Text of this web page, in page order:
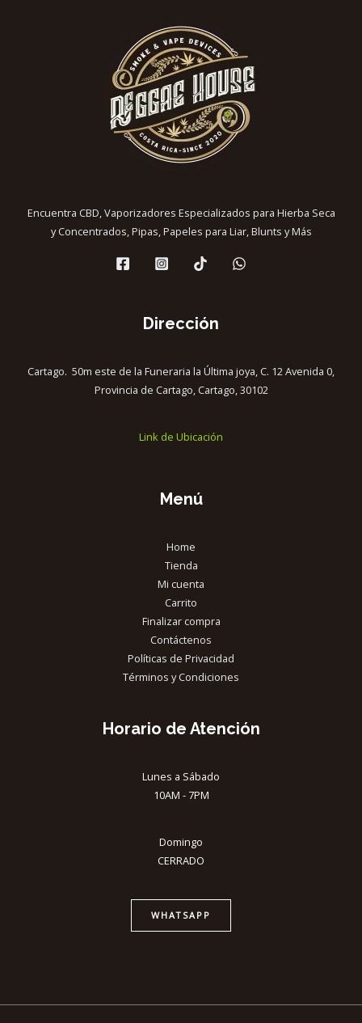
Encuentra CBD, Vaporizadores Especializados para Hierba Seca
y Concentrados, Pipas, Papeles para Liar, Blunts y Más
Dirección
Cartago. 50m este de la Funeraria la Última joya, C. 12 Avenida 0,
Provincia de Cartago, Cartago, 30102
Link de Ubicación
Menú
Home
Tienda
Mi cuenta
Carrito
Finalizar compra
Contáctenos
Políticas de Privacidad
Términos y Condiciones
Horario de Atención
Lunes a Sábado
10AM - 7PM
Domingo
CERRADO
WHATSAPP